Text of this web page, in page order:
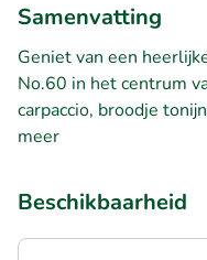
Samenvatting
Geniet van een
No.60 in het centrum
carpaccio, broodje
meer
Beschikbaarheid